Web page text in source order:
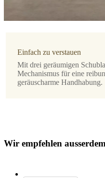
von
Drei
geräumige
Schubladen
für
oder
mattschwarzen
Einfach zu verstauen
Mit drei geräumigen
Mechanismus für eine
geräuscharme Handhabung.
Wir empfehlen ausserdem